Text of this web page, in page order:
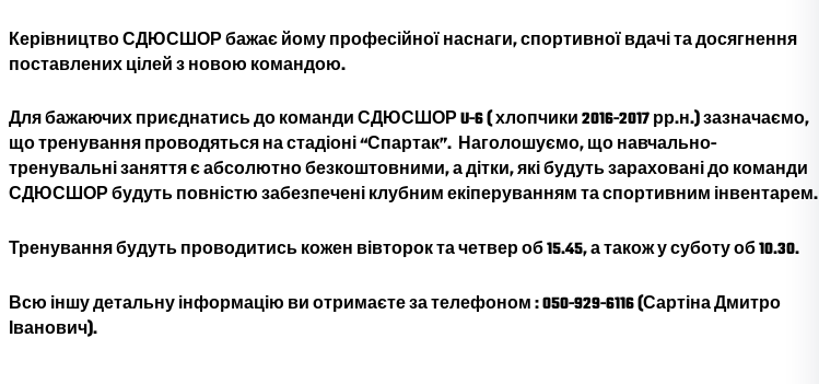
Керівництво СДЮСШОР бажає йому професійної наснаги, спортивної вдачі та досягнення
поставлених цілей з новою командою.
Для бажаючих приєднатись до команди СДЮСШОР U-6 ( хлопчики 2016-2017 рр.н.) зазначаємо,
що тренування проводяться на стадіоні “Спартак”. Наголошуємо, що навчально-
тренувальні заняття є абсолютно безкоштовними, а дітки, які будуть зараховані до команди
СДЮСШОР будуть повністю забезпечені клубним екіперуванням та спортивним інвентарем.
Тренування будуть проводитись кожен вівторок та четвер об 15.45, а також у суботу об 10.30.
Всю іншу детальну інформацію ви отримаєте за телефоном : 050-929-6116 (Сартіна Дмитро
Іванович).